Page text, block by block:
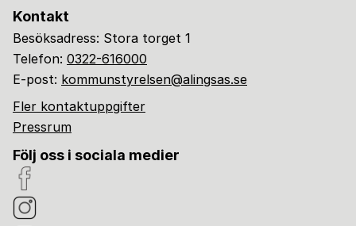
Kontakt
Besöksadress: Stora torget 1
Telefon: 0322-616000
E-post: kommunstyrelsen@alingsas.se
Fler kontaktuppgifter
Pressrum
Följ oss i sociala medier